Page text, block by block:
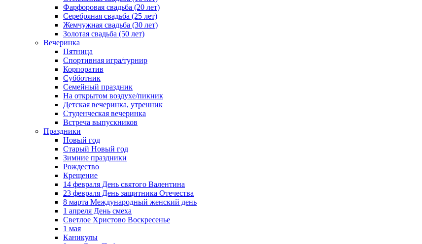
Фарфоровая свадьба (20 лет)
Серебряная свадьба (25 лет)
Жемчужная свадьба (30 лет)
Золотая свадьба (50 лет)
Вечеринка
Пятница
Спортивная игра/турнир
Корпоратив
Субботник
Семейный праздник
На открытом воздухе/пикник
Детская вечеринка, утренник
Студенческая вечеринка
Встреча выпускников
Праздники
Новый год
Старый Новый год
Зимние праздники
Рождество
Крещение
14 февраля День святого Валентина
23 февраля День защитника Отечества
8 марта Международный женский день
1 апреля День смеха
Светлое Христово Воскресенье
1 мая
Каникулы